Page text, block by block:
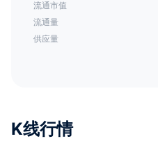
流通市值
流通量
供应量
K线行情